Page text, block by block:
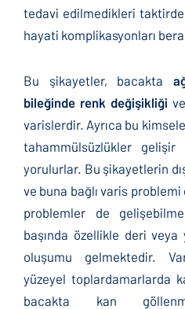
tedavi edilmedikleri
hayati komplikasyonları
Bu şikayetler, bacakta
bileğinde renk değişikliği
varislerdir. Ayrıca bu
tahammülsüzlükler
yorulurlar. Bu şikayetlerin
ve buna bağlı varis
problemler de
başında özellikle deri veya
oluşumu gelmektedir.
yüzeyel toplardamarlarda
bacakta kan